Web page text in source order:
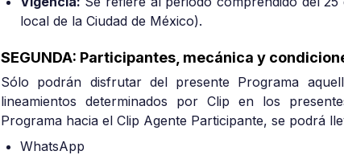
local de la Ciudad de México).
SEGUNDA: Participantes, mecánica y
Sólo podrán disfrutar del presente Programa
lineamientos determinados por Clip en los
Programa hacia el Clip Agente Participante, se podrá
WhatsApp